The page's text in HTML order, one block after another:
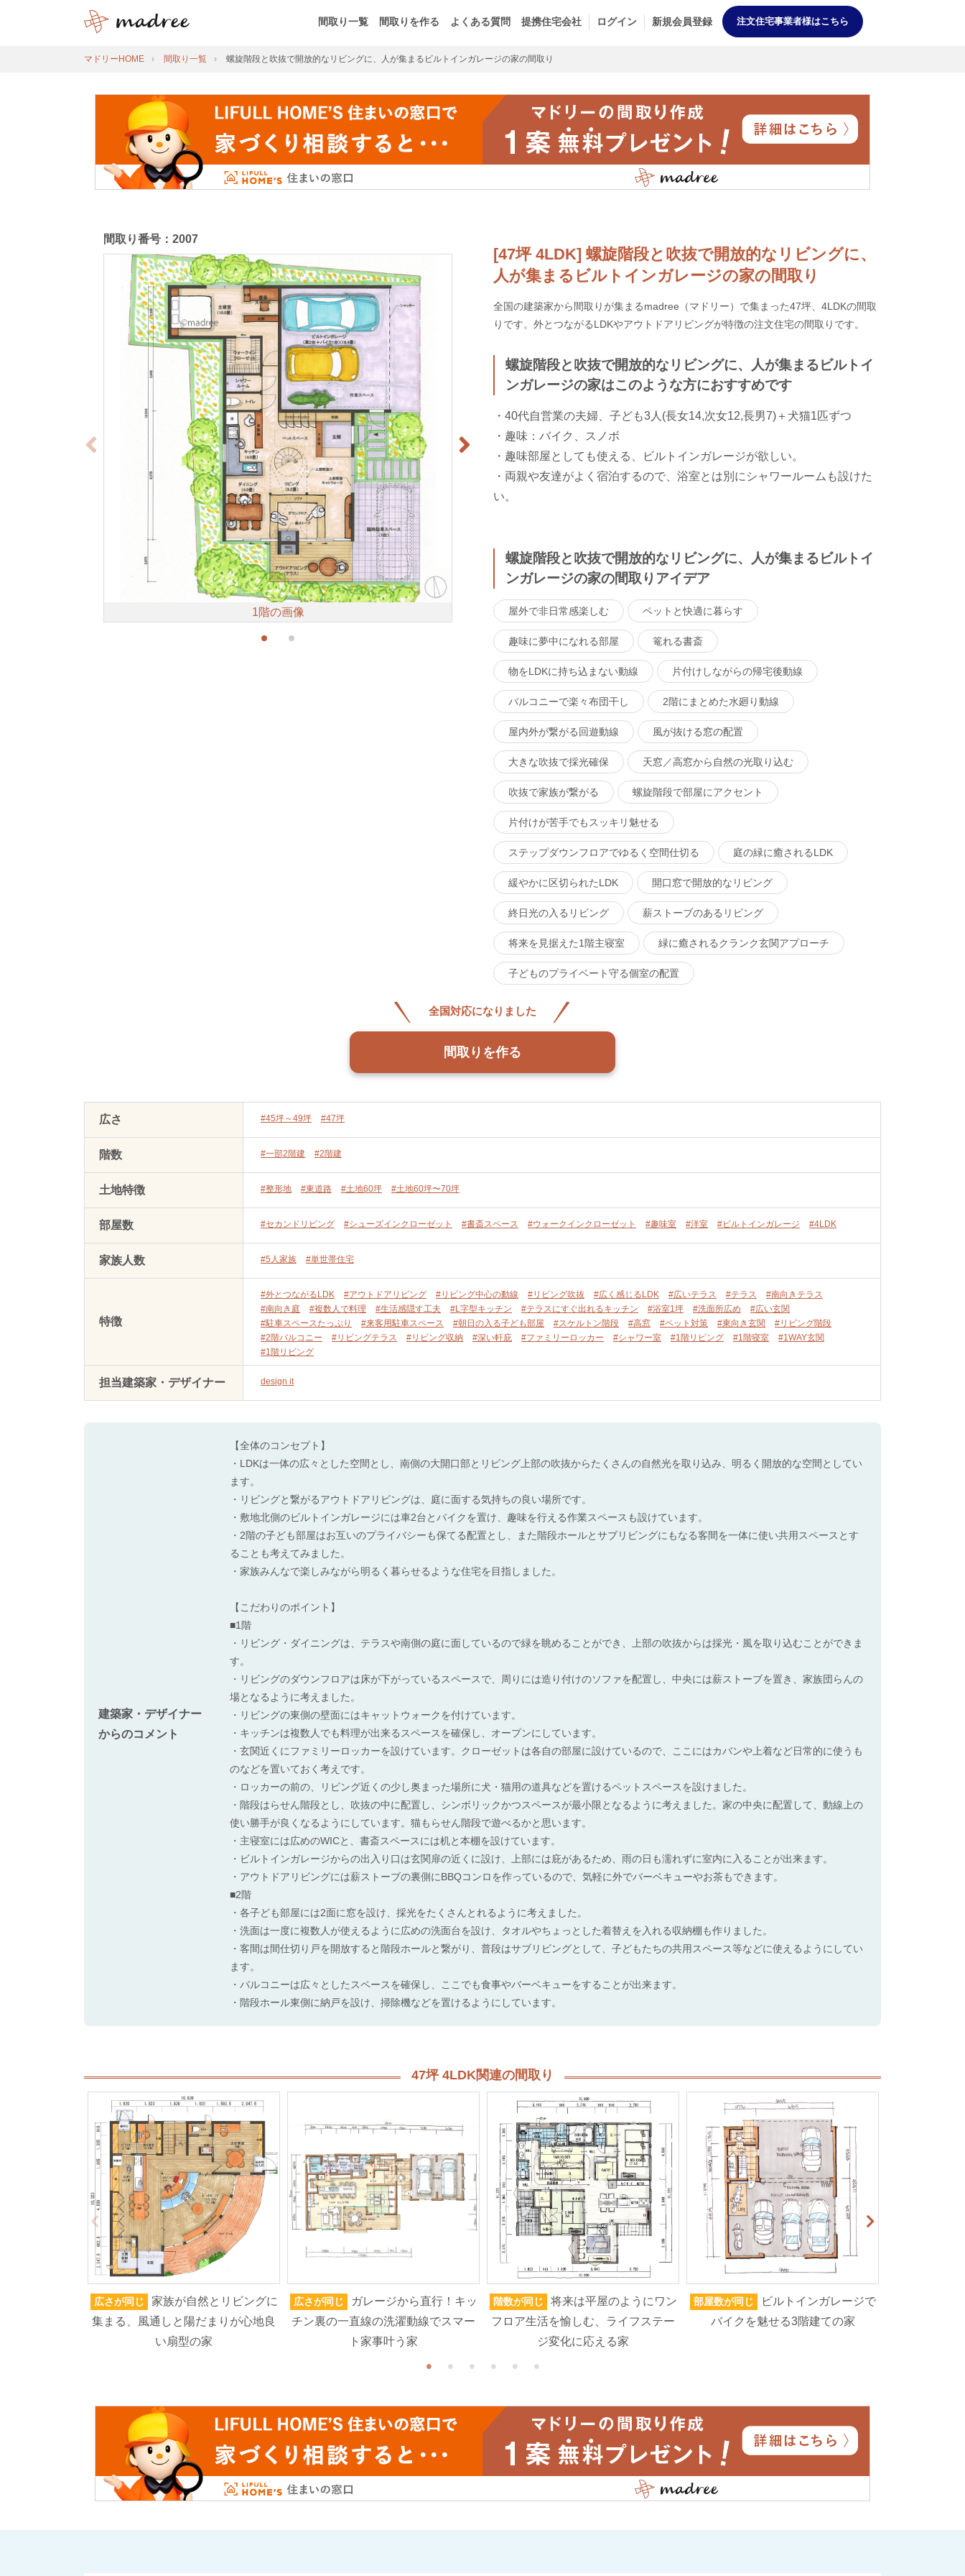
間取り一覧 間取りを作る よくある質問 提携住宅会社 ログイン 新規会員登録 注文住宅事業者様はこちら
マドリーHOME 間取り一覧 螺旋階段と吹抜で開放的なリビングに、人が集まるビルトインガレージの家の間取り
[47坪 4LDK] 螺旋階段と吹抜で開放的なリビングに、
人が集まるビルトインガレージの家の間取り
全国の建築家から間取りが集まるmadree（マドリー）で集まった47坪、4LDKの間取
りです。外とつながるLDKやアウトドアリビングが特徴の注文住宅の間取りです。
螺旋階段と吹抜で開放的なリビングに、人が集まるビルトイ
ンガレージの家はこのような方におすすめです
・40代自営業の夫婦、子ども3人(長女14,次女12,長男7)＋犬猫1匹ずつ
・趣味：バイク、スノボ
・趣味部屋としても使える、ビルトインガレージが欲しい。
・両親や友達がよく宿泊するので、浴室とは別にシャワールームも設けた
い。
螺旋階段と吹抜で開放的なリビングに、人が集まるビルトイ
ンガレージの家の間取りアイデア
屋外で非日常感楽しむ ペットと快適に暮らす
趣味に夢中になれる部屋 篭れる書斎
物をLDKに持ち込まない動線 片付けしながらの帰宅後動線
バルコニーで楽々布団干し 2階にまとめた水廻り動線
屋内外が繋がる回遊動線 風が抜ける窓の配置
大きな吹抜で採光確保 天窓／高窓から自然の光取り込む
吹抜で家族が繋がる 螺旋階段で部屋にアクセント
片付けが苦手でもスッキリ魅せる
ステップダウンフロアでゆるく空間仕切る 庭の緑に癒されるLDK
緩やかに区切られたLDK 開口窓で開放的なリビング
終日光の入るリビング 薪ストーブのあるリビング
将来を見据えた1階主寝室 緑に癒されるクランク玄関アプローチ
子どものプライベート守る個室の配置
間取り番号：2007
1階の画像
全国対応になりました
間取りを作る
広さ #45坪～49坪 #47坪
階数 #一部2階建 #2階建
土地特徴 #整形地 #東道路 #土地60坪 #土地60坪〜70坪
部屋数 #セカンドリビング #シューズインクローゼット #書斎スペース #ウォークインクローゼット #趣味室 #洋室 #ビルトインガレージ #4LDK
家族人数 #5人家族 #単世帯住宅
特徴
#外とつながるLDK #アウトドアリビング #リビング中心の動線 #リビング吹抜 #広く感じるLDK #広いテラス #テラス
#南向きテラス
#南向き庭
#複数人で料理 #生活感隠す工夫 #L字型キッチン #テラスにすぐ出れるキッチン #浴室1坪 #洗面所広め
#広い玄関
#駐車スペースたっぷり
#来客用駐車スペース #朝日の入る子ども部屋 #スケルトン階段 #高窓 #ペット対策 #東向き玄関
#リビング階段
#2階バルコニー
#リビングテラス #リビング収納 #深い軒庇 #ファミリーロッカー #シャワー室 #1階リビング #1階寝室
#1WAY玄関
#1階リビング
担当建築家・デザイナー design it
建築家・デザイナー
からのコメント
【全体のコンセプト】
・LDKは一体の広々とした空間とし、南側の大開口部とリビング上部の吹抜からたくさんの自然光を取り込み、明るく開放的な空間としてい
ます。
・リビングと繋がるアウトドアリビングは、庭に面する気持ちの良い場所です。
・敷地北側のビルトインガレージには車2台とバイクを置け、趣味を行える作業スペースも設けています。
・2階の子ども部屋はお互いのプライバシーも保てる配置とし、また階段ホールとサブリビングにもなる客間を一体に使い共用スペースとす
ることも考えてみました。
・家族みんなで楽しみながら明るく暮らせるような住宅を目指しました。
【こだわりのポイント】
■1階
・リビング・ダイニングは、テラスや南側の庭に面しているので緑を眺めることができ、上部の吹抜からは採光・風を取り込むことができま
す。
・リビングのダウンフロアは床が下がっているスペースで、周りには造り付けのソファを配置し、中央には薪ストーブを置き、家族団らんの
場となるように考えました。
・リビングの東側の壁面にはキャットウォークを付けています。
・キッチンは複数人でも料理が出来るスペースを確保し、オープンにしています。
・玄関近くにファミリーロッカーを設けています。クローゼットは各自の部屋に設けているので、ここにはカバンや上着など日常的に使うも
のなどを置いておく考えです。
・ロッカーの前の、リビング近くの少し奥まった場所に犬・猫用の道具などを置けるペットスペースを設けました。
・階段はらせん階段とし、吹抜の中に配置し、シンボリックかつスペースが最小限となるように考えました。家の中央に配置して、動線上の
使い勝手が良くなるようにしています。猫もらせん階段で遊べるかと思います。
・主寝室には広めのWICと、書斎スペースには机と本棚を設けています。
・ビルトインガレージからの出入り口は玄関扉の近くに設け、上部には庇があるため、雨の日も濡れずに室内に入ることが出来ます。
・アウトドアリビングには薪ストーブの裏側にBBQコンロを作っているので、気軽に外でバーベキューやお茶もできます。
■2階
・各子ども部屋には2面に窓を設け、採光をたくさんとれるように考えました。
・洗面は一度に複数人が使えるように広めの洗面台を設け、タオルやちょっとした着替えを入れる収納棚も作りました。
・客間は間仕切り戸を開放すると階段ホールと繋がり、普段はサブリビングとして、子どもたちの共用スペース等などに使えるようにしてい
ます。
・バルコニーは広々としたスペースを確保し、ここでも食事やバーベキューをすることが出来ます。
・階段ホール東側に納戸を設け、掃除機などを置けるようにしています。
47坪 4LDK関連の間取り
広さが同じ
家族が自然とリビングに
集まる、風通しと陽だまりが心地良
い扇型の家
広さが同じ
ガレージから直行！キッ
チン裏の一直線の洗濯動線でスマー
ト家事叶う家
階数が同じ
将来は平屋のようにワン
フロア生活を愉しむ、ライフステー
ジ変化に応える家
部屋数が同じ
ビルトインガレージで
バイクを魅せる3階建ての家